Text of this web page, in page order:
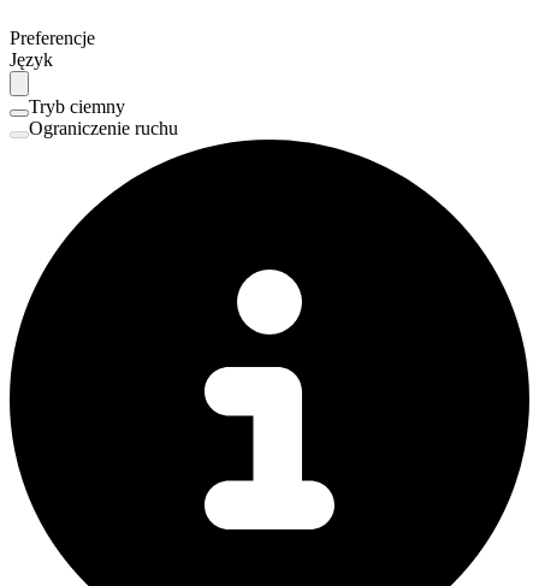
Preferencje
Język
Tryb ciemny
Ograniczenie ruchu